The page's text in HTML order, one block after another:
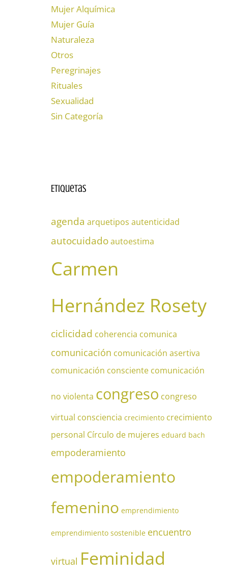
Mujer Alquímica
Mujer Guía
Naturaleza
Otros
Peregrinajes
Rituales
Sexualidad
Sin Categoría
Etiquetas
agenda arquetipos autenticidad
autocuidadoautoestima
Carmen
Hernández Rosety
ciclicidad coherencia comunica
comunicación comunicación asertiva
comunicación consciente comunicación
no violenta congreso congreso
virtual consciencia crecimiento crecimiento
personal Círculo de mujeres eduard bach
empoderamiento
empoderamiento
femenino emprendimiento
emprendimiento sostenible encuentro
virtual Feminidad